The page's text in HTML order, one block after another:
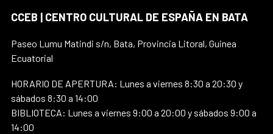
CCEB | CENTRO CULTURAL DE ESPAÑA EN BATA
Paseo Lumu Matindi s/n, Bata, Provincia Litoral, Guinea
Ecuatorial
HORARIO DE APERTURA: Lunes a viernes 8:30 a 20:30 y
sábados 8:30 a 14:00
BIBLIOTECA: Lunes a viernes 9:00 a 20:00 y sábados 9:00 a
14:00